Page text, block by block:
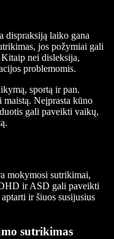
dispraksiją laiko gana
jos požymiai gali
nei disleksija,
problemomis.
sportą ir pan.
Neįprasta kūno
gali paveikti vaikų,
mokymosi sutrikimai,
ir ASD gali paveikti
ir šiuos susijusius
sutrikimas